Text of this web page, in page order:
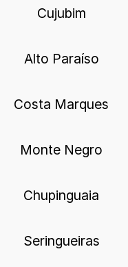
Cujubim
Alto Paraíso
Costa Marques
Monte Negro
Chupinguaia
Seringueiras